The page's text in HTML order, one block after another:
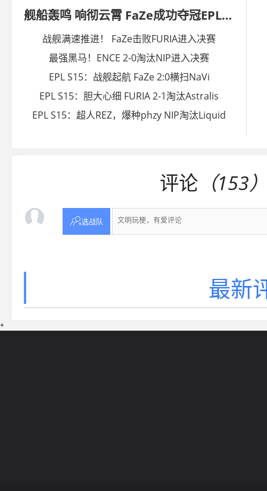
舰船轰鸣 响彻云霄 FaZe成功夺冠EPL S15
战舰满速推进！ FaZe击败FURIA进入决赛
最强黑马！ENCE 2-0淘汰NIP进入决赛
EPL S15：战舰起航 FaZe 2:0横扫NaVi
EPL S15：胆大心细 FURIA 2-1淘汰Astralis
EPL S15：超人REZ，爆种phzy NIP淘汰Liquid
评论 （153
选战队
最新
+